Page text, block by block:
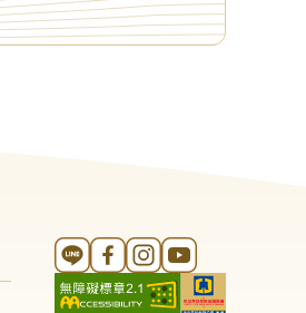
Line 官方帳號
FB 官方帳號
Instagram 官方帳號
YouTube 官方帳號